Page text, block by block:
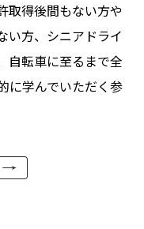
取得後間もない方や
い方、シニアドライ
自転車に至るまで全
に学んでいただく参